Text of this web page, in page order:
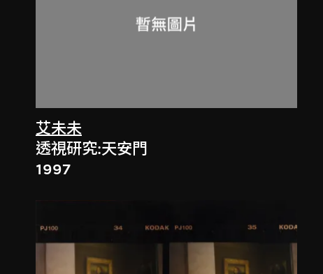
艾未未
透視研究:天安門
1997